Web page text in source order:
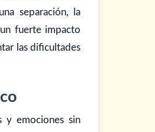
separación, la
fuerte impacto
las dificultades
y emociones sin